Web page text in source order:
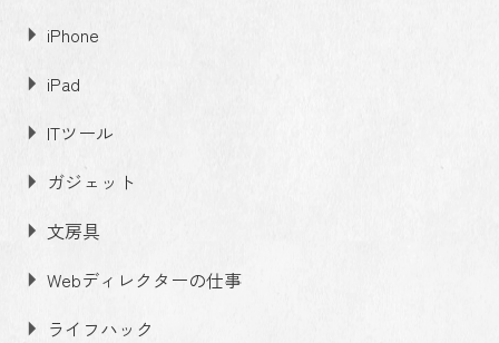
iPhone
iPad
ITツール
ガジェット
文房具
Webディレクターの仕事
ライフハック